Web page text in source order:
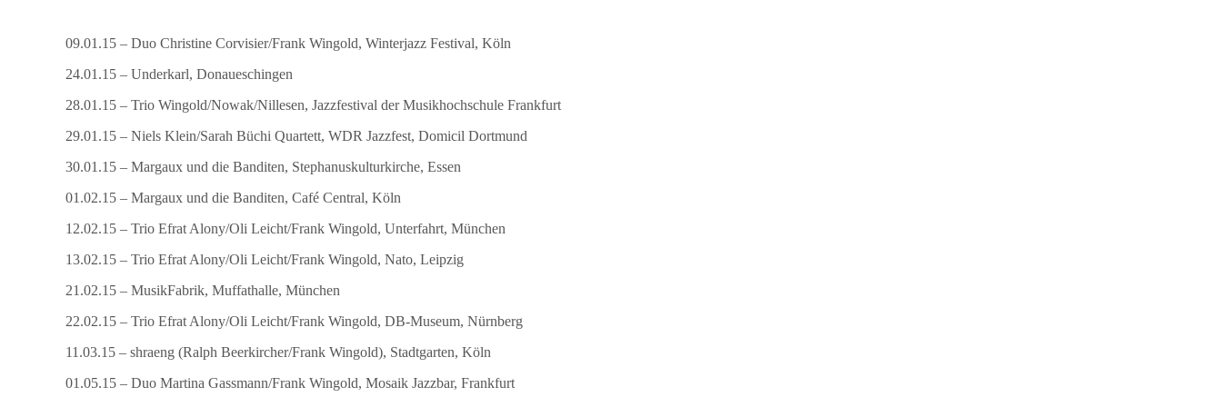
09.01.15 – Duo Christine Corvisier/Frank Wingold, Winterjazz Festival, Köln
24.01.15 – Underkarl, Donaueschingen
28.01.15 – Trio Wingold/Nowak/Nillesen, Jazzfestival der Musikhochschule Frankfurt
29.01.15 – Niels Klein/Sarah Büchi Quartett, WDR Jazzfest, Domicil Dortmund
30.01.15 – Margaux und die Banditen, Stephanuskulturkirche, Essen
01.02.15 – Margaux und die Banditen, Café Central, Köln
12.02.15 – Trio Efrat Alony/Oli Leicht/Frank Wingold, Unterfahrt, München
13.02.15 – Trio Efrat Alony/Oli Leicht/Frank Wingold, Nato, Leipzig
21.02.15 – MusikFabrik, Muffathalle, München
22.02.15 – Trio Efrat Alony/Oli Leicht/Frank Wingold, DB-Museum, Nürnberg
11.03.15 – shraeng (Ralph Beerkircher/Frank Wingold), Stadtgarten, Köln
01.05.15 – Duo Martina Gassmann/Frank Wingold, Mosaik Jazzbar, Frankfurt